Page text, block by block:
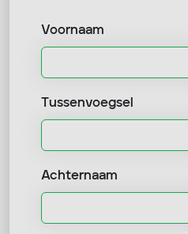
Voornaam
Tussenvoegsel
Achternaam